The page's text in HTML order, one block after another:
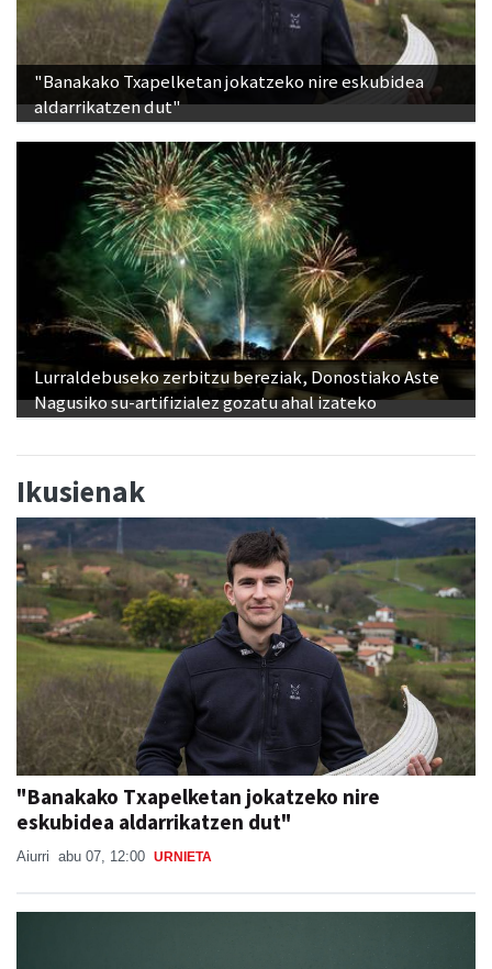
"Banakako Txapelketan jokatzeko nire eskubidea
aldarrikatzen dut"
Lurraldebuseko zerbitzu bereziak, Donostiako Aste
Nagusiko su-artifizialez gozatu ahal izateko
Ikusienak
"Banakako Txapelketan jokatzeko nire
eskubidea aldarrikatzen dut"
Aiurri abu 07, 12:00 URNIETA